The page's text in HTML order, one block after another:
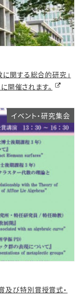
関する総合的研究」
開催されます。
イベント・研究集会
び特別賞授賞式・